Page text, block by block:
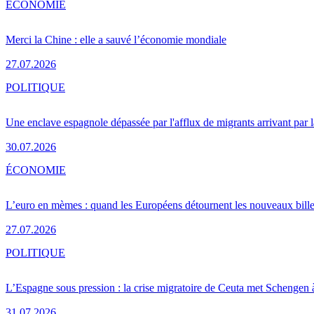
Merci la Chine : elle a sauvé l’économie mondiale
27.07.2026
ÉCONOMIE
Une enclave espagnole dépassée par l'afflux de migrants arrivant par
30.07.2026
POLITIQUE
L’euro en mèmes : quand les Européens détournent les nouveaux
27.07.2026
ÉCONOMIE
L’Espagne sous pression : la crise migratoire de Ceuta met Schengen
POLITIQUE